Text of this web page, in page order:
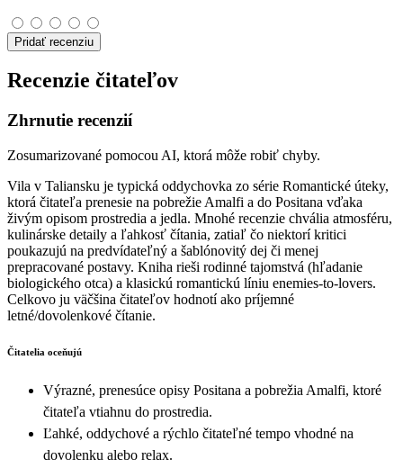
Pridať recenziu
Recenzie čitateľov
Zhrnutie recenzií
Zosumarizované pomocou AI, ktorá môže robiť chyby.
Vila v Taliansku je typická oddychovka zo série Romantické úteky,
ktorá čitateľa prenesie na pobrežie Amalfi a do Positana vďaka
živým opisom prostredia a jedla. Mnohé recenzie chvália atmosféru,
kulinárske detaily a ľahkosť čítania, zatiaľ čo niektorí kritici
poukazujú na predvídateľný a šablónovitý dej či menej
prepracované postavy. Kniha rieši rodinné tajomstvá (hľadanie
biologického otca) a klasickú romantickú líniu enemies-to-lovers.
Celkovo ju väčšina čitateľov hodnotí ako príjemné
letné/dovolenkové čítanie.
Čitatelia oceňujú
Výrazné, prenesúce opisy Positana a pobrežia Amalfi, ktoré
čitateľa vtiahnu do prostredia.
Ľahké, oddychové a rýchlo čitateľné tempo vhodné na
dovolenku alebo relax.